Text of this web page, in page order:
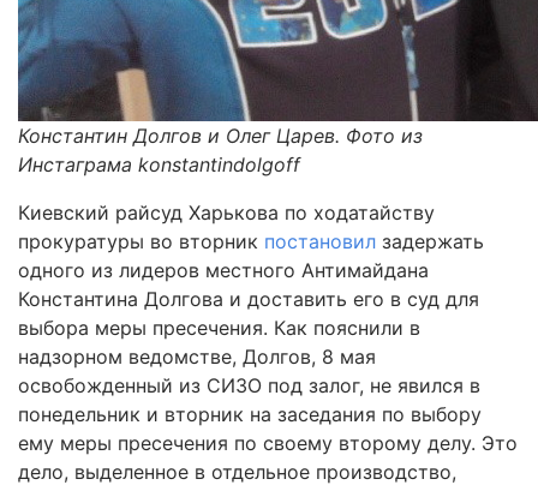
Константин Долгов и Олег Царев. Фото из
Инстаграма konstantindolgoff
Киевский райсуд Харькова по ходатайству
прокуратуры во вторник постановил задержать
одного из лидеров местного Антимайдана
Константина Долгова и доставить его в суд для
выбора меры пресечения. Как пояснили в
надзорном ведомстве, Долгов, 8 мая
освобожденный из СИЗО под залог, не явился в
понедельник и вторник на заседания по выбору
ему меры пресечения по своему второму делу. Это
дело, выделенное в отдельное производство,